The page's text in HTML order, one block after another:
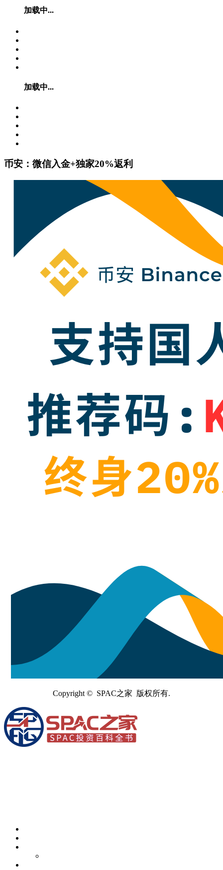
加载中...
加载中...
币安：微信入金+独家20%返利
Copyright © SPAC之家 版权所有.